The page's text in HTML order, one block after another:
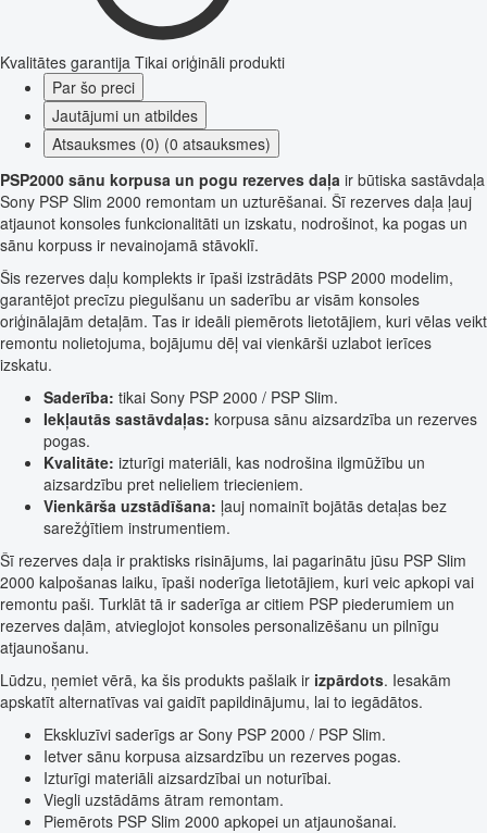
Kvalitātes garantija Tikai oriģināli produkti
Par šo preci
Jautājumi un atbildes
Atsauksmes (0) (0 atsauksmes)
PSP2000 sānu korpusa un pogu rezerves daļa ir būtiska sastāvdaļa
Sony PSP Slim 2000 remontam un uzturēšanai. Šī rezerves daļa ļauj
atjaunot konsoles funkcionalitāti un izskatu, nodrošinot, ka pogas un
sānu korpuss ir nevainojamā stāvoklī.
Šis rezerves daļu komplekts ir īpaši izstrādāts PSP 2000 modelim,
garantējot precīzu piegulšanu un saderību ar visām konsoles
oriģinālajām detaļām. Tas ir ideāli piemērots lietotājiem, kuri vēlas veikt
remontu nolietojuma, bojājumu dēļ vai vienkārši uzlabot ierīces
izskatu.
Saderība: tikai Sony PSP 2000 / PSP Slim.
Iekļautās sastāvdaļas: korpusa sānu aizsardzība un rezerves
pogas.
Kvalitāte: izturīgi materiāli, kas nodrošina ilgmūžību un
aizsardzību pret nelieliem triecieniem.
Vienkārša uzstādīšana: ļauj nomainīt bojātās detaļas bez
sarežģītiem instrumentiem.
Šī rezerves daļa ir praktisks risinājums, lai pagarinātu jūsu PSP Slim
2000 kalpošanas laiku, īpaši noderīga lietotājiem, kuri veic apkopi vai
remontu paši. Turklāt tā ir saderīga ar citiem PSP piederumiem un
rezerves daļām, atvieglojot konsoles personalizēšanu un pilnīgu
atjaunošanu.
Lūdzu, ņemiet vērā, ka šis produkts pašlaik ir izpārdots. Iesakām
apskatīt alternatīvas vai gaidīt papildinājumu, lai to iegādātos.
Ekskluzīvi saderīgs ar Sony PSP 2000 / PSP Slim.
Ietver sānu korpusa aizsardzību un rezerves pogas.
Izturīgi materiāli aizsardzībai un noturībai.
Viegli uzstādāms ātram remontam.
Piemērots PSP Slim 2000 apkopei un atjaunošanai.